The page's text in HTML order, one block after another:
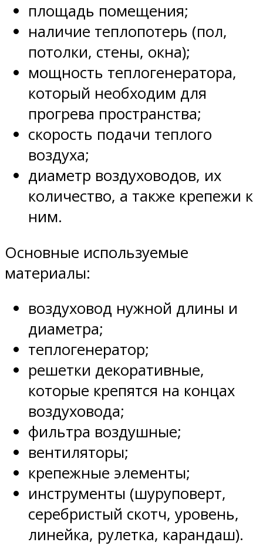
площадь помещения;
наличие теплопотерь (пол,
потолки, стены, окна);
мощность теплогенератора,
который необходим для
прогрева пространства;
скорость подачи теплого
воздуха;
диаметр воздуховодов, их
количество, а также крепежи к
ним.
Основные используемые
материалы:
воздуховод нужной длины и
диаметра;
теплогенератор;
решетки декоративные,
которые крепятся на концах
воздуховода;
фильтра воздушные;
вентиляторы;
крепежные элементы;
инструменты (шуруповерт,
серебристый скотч, уровень,
линейка, рулетка, карандаш).